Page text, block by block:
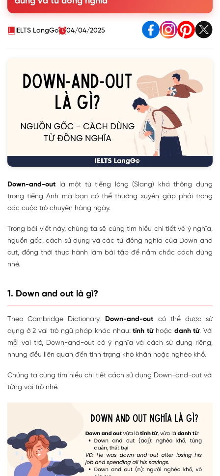
4. Mẫu hội thoại thực tế với sử dụng Down and out
IELTS LangGo 04/04/2025
Down-and-out là một từtiếng lóng (Slang) khá thông dụng
trong tiếng Anh mà bạn có thể thường xuyên gặp phải trong
các cuộc trò chuyện hàng ngày.
Trong bài viết này, chúng ta sẽ cùng tìm hiểu chi tiết về ý nghĩa,
nguồn gốc, cách sử dụng và các từ đồng nghĩa của Down and
out, đồng thời thực hành làm bài tập để nắm chắc cách dùng
nhé.
1. Down and out là gì?
Theo Cambridge Dictionary, Down-and-out có thể được sử
dụng ở 2 vai trò ngữ pháp khác nhau:tính từhoặc danh từ. Với
mỗi vai trò, Down-and-out có ý nghĩa và cách sử dụng riêng,
nhưng đều liên quan đến tình trạng khó khăn hoặc nghèo khổ.
Chúng ta cùng tìm hiểu chi tiết cách sử dụng Down-and-out với
từng vai trò nhé.